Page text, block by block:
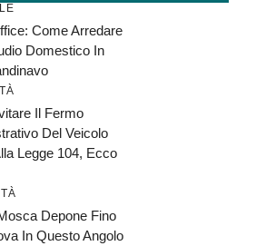
Come Arredare
Domestico In
Il Fermo
Del Veicolo
Legge 104, Ecco
Depone Fino
In Questo Angolo